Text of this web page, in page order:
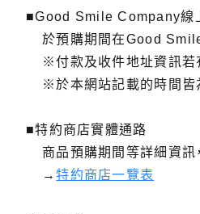
■Good Smile Company線
於預購期間在Good
※付款及收件地址資訊若
※於本網站記載的時間皆
■特約商店實體通路
商品預購期間等詳細資訊
→特約商店一覽表